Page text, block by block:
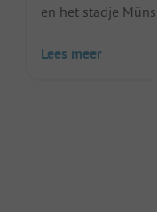
en het stadje
Lees meer